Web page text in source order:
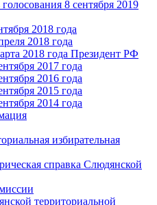
8 сентября 2019
2018 года
2018 года
2018 года Президент РФ
2017 года
2016 года
2015 года
2014 года
избирательная
справка Слюдянской
территориальной